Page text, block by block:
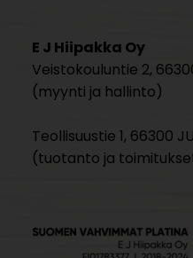
E J Hiipakka Oy
Veistokouluntie 2,
(myynti ja hallinto)
Teollisuustie 1, 66300
(tuotanto ja